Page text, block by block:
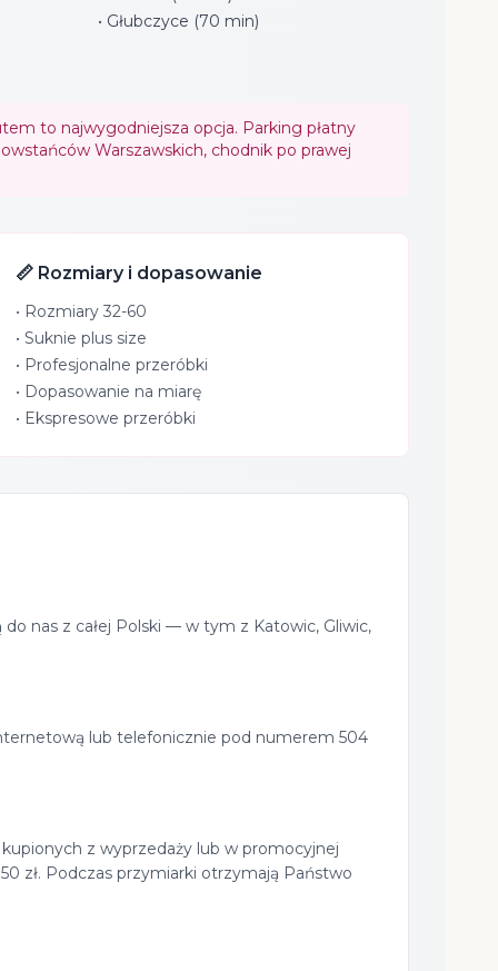
• Głubczyce (70 min)
to najwygodniejsza opcja. Parking płatny
Warszawskich, chodnik po prawej
📏 Rozmiary i dopasowanie
• Rozmiary 32-60
• Suknie plus size
• Profesjonalne przeróbki
• Dopasowanie na miarę
• Ekspresowe przeróbki
nas z całej Polski — w tym z Katowic, Gliwic,
lub telefonicznie pod numerem 504
z wyprzedaży lub w promocyjnej
zł. Podczas przymiarki otrzymają Państwo